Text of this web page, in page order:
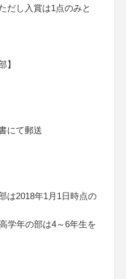
だし入賞は1点のみと
】
にて郵送
は2018年1月1日時点の
学年の部は4～6年生を